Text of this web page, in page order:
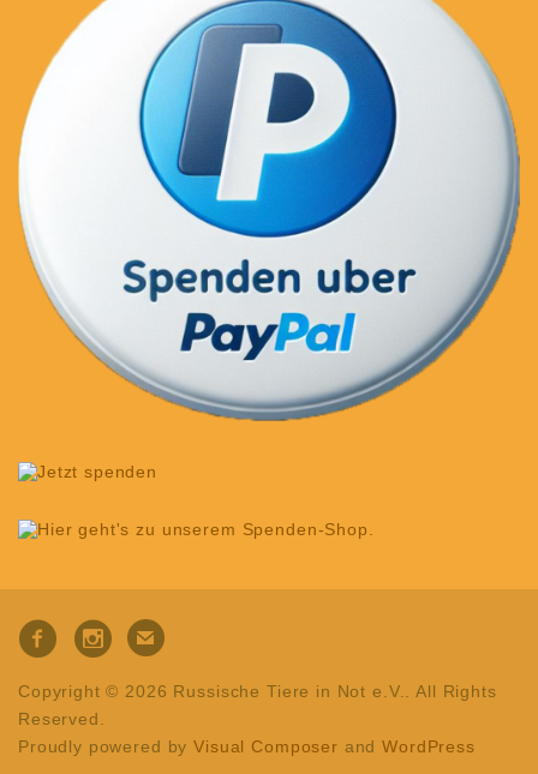
Copyright © 2026 Russische Tiere in Not e.V.. All Rights
Reserved.
Proudly powered byVisual Composer andWordPress